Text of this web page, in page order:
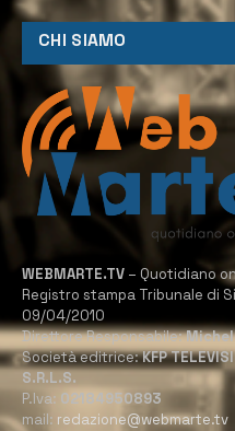
CHI SIAMO
WEBMARTE.TV – Quotidiano
Registro stampa Tribunale di
09/04/2010
Direttore Responsabile:
Società editrice:KFP
S.R.L.S.
P.Iva: 02184950893
mail: redazione@webmarte.tv